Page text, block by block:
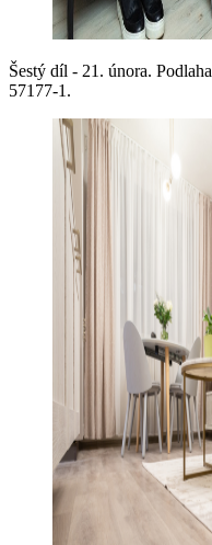
Šestý díl - 21. února. Podlaha
57177-1.